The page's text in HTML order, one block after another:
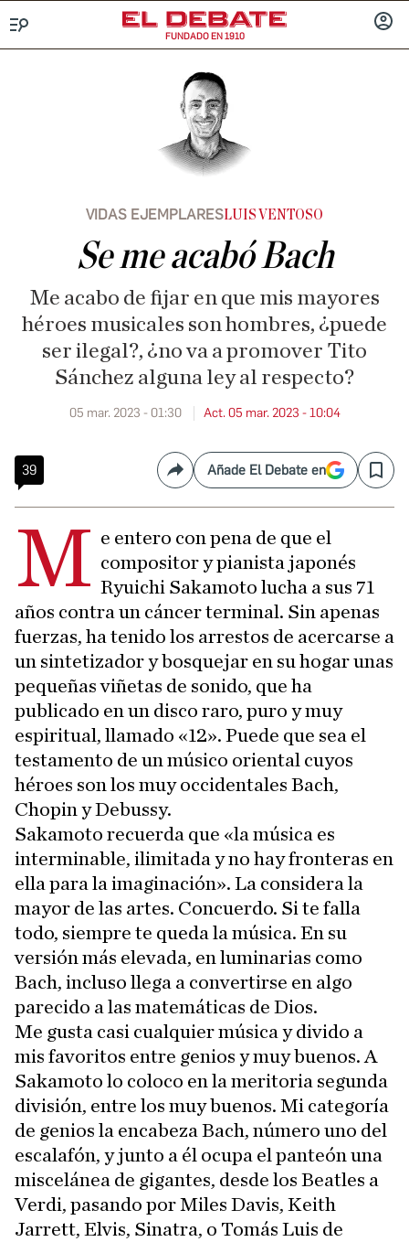
FUNDADO EN 1910
VIDAS EJEMPLARES LUIS VENTOSO
Se me acabó Bach
Me acabo de fijar en que mis mayores
héroes musicales son hombres, ¿puede
ser ilegal?, ¿no va a promover Tito
Sánchez alguna ley al respecto?
05 mar. 2023 - 01:30 Act. 05 mar. 2023 - 10:04
39 CompartirAñade El Debate en Save
M e entero con pena de que el
compositor y pianista japonés
Ryuichi Sakamoto lucha a sus 71
años contra un cáncer terminal. Sin apenas
fuerzas, ha tenido los arrestos de acercarse a
un sintetizador y bosquejar en su hogar unas
pequeñas viñetas de sonido, que ha
publicado en un disco raro, puro y muy
espiritual, llamado «12». Puede que sea el
testamento de un músico oriental cuyos
héroes son los muy occidentales Bach,
Chopin y Debussy.
Sakamoto recuerda que «la música es
interminable, ilimitada y no hay fronteras en
ella para la imaginación». La considera la
mayor de las artes. Concuerdo. Si te falla
todo, siempre te queda la música. En su
versión más elevada, en luminarias como
Bach, incluso llega a convertirse en algo
parecido a las matemáticas de Dios.
Me gusta casi cualquier música y divido a
mis favoritos entre genios y muy buenos. A
Sakamoto lo coloco en la meritoria segunda
división, entre los muy buenos. Mi categoría
de genios la encabeza Bach, número uno del
escalafón, y junto a él ocupa el panteón una
miscelánea de gigantes, desde los Beatles a
Verdi, pasando por Miles Davis, Keith
Jarrett, Elvis, Sinatra, o Tomás Luis de